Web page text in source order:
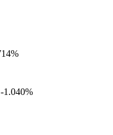
1.040%